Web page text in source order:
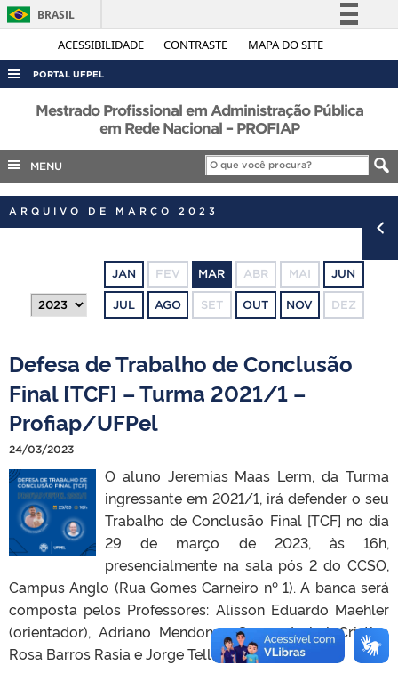
ACESSIBILIDADE CONTRASTE MAPA DO SITE
BRASIL
Simplifique!
Acesso à informação
Legislação
Canais
PORTAL UFPEL
ACESSO À INFORMAÇÃO
COBALTO
CONCURSOS
PORTARIAS
Mestrado Profissional em Administração Pública
em Rede Nacional – PROFIAP
MENU
ARQUIVO DE MARÇO 2023
JAN FEV MAR ABR MAI JUN
JUL AGO SET OUT NOV DEZ
Defesa de Trabalho de Conclusão
Final [TCF] – Turma 2021/1 –
Profiap/UFPel
24/03/2023
O aluno Jeremias Maas Lerm, da Turma
ingressante em 2021/1, irá defender o seu
Trabalho de Conclusão Final [TCF] no dia
29 de março de 2023, às 16h,
presencialmente na sala pós 2 do CCSO,
Campus Anglo (Rua Gomes Carneiro nº 1). A banca será
composta pelos Professores: Alisson Eduardo Maehler
(orientador), Adriano Mendonça Souza, Isabel Cristina
Rosa Barros Rasia e Jorge Tello Gamarra.